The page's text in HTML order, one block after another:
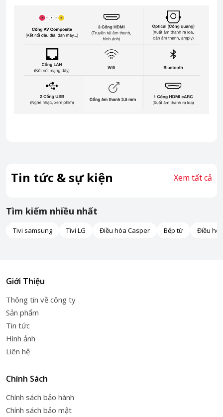
Tin tức & sự kiện Xem tất cả
Tìm kiếm nhiều nhất
Tivi samsung Tivi LG Điều hòa Casper Bếp từ Điều
Giới Thiệu
Thông tin về công ty
Sản phẩm
Tin tức
Hình ảnh
Liên hệ
Chính Sách
Chính sách bảo hành
Chính sách bảo mật